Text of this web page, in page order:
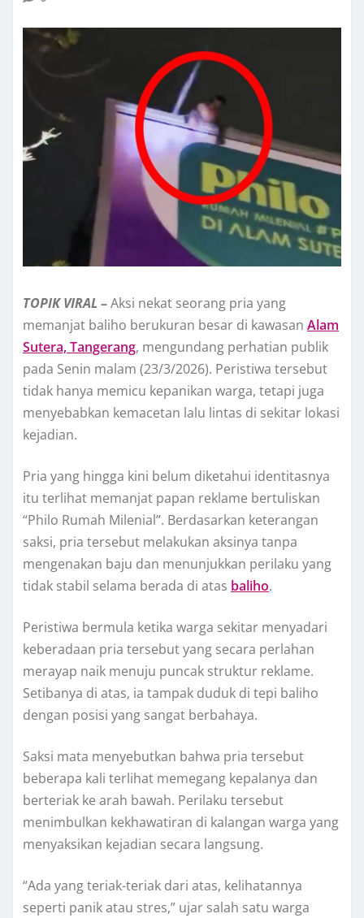
TOPIK VIRAL –Aksi nekat seorang pria yang
memanjat baliho berukuran besar di kawasan Alam
Sutera, Tangerang, mengundang perhatian publik
pada Senin malam (23/3/2026). Peristiwa tersebut
tidak hanya memicu kepanikan warga, tetapi juga
menyebabkan kemacetan lalu lintas di sekitar lokasi
kejadian.
Pria yang hingga kini belum diketahui identitasnya
itu terlihat memanjat papan reklame bertuliskan
“Philo Rumah Milenial”. Berdasarkan keterangan
saksi, pria tersebut melakukan aksinya tanpa
mengenakan baju dan menunjukkan perilaku yang
tidak stabil selama berada di atas baliho.
Peristiwa bermula ketika warga sekitar menyadari
keberadaan pria tersebut yang secara perlahan
merayap naik menuju puncak struktur reklame.
Setibanya di atas, ia tampak duduk di tepi baliho
dengan posisi yang sangat berbahaya.
Saksi mata menyebutkan bahwa pria tersebut
beberapa kali terlihat memegang kepalanya dan
berteriak ke arah bawah. Perilaku tersebut
menimbulkan kekhawatiran di kalangan warga yang
menyaksikan kejadian secara langsung.
“Ada yang teriak-teriak dari atas, kelihatannya
seperti panik atau stres,” ujar salah satu warga